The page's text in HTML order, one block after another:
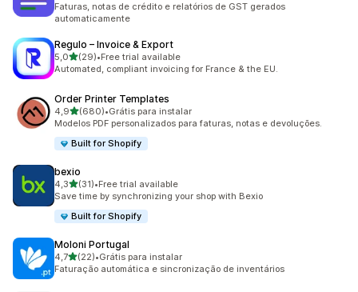
Faturas, notas de crédito e relatórios de GST gerados
automaticamente
Regulo – Invoice & Export
5,0de 5 estrelas
(29)
29 avaliações ao todo
•Free trial available
Automated, compliant invoicing for France & the EU.
Order Printer Templates
4,9de 5 estrelas
(680)
680 avaliações ao todo
•Grátis para instalar
Modelos PDF personalizados para faturas, notas e devoluções.
Built for Shopify
bexio
4,3de 5 estrelas
(31)
31 avaliações ao todo
•Free trial available
Save time by synchronizing your shop with Bexio
Built for Shopify
Moloni Portugal
4,7de 5 estrelas
(22)
22 avaliações ao todo
•Grátis para instalar
Faturação automática e sincronização de inventários